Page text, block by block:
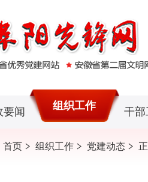
要闻 组织工作 干部
首页 组织工作 党建动态